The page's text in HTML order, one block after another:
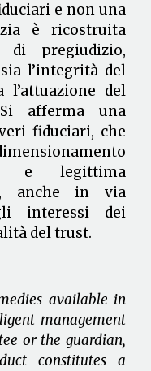
e non una
è ricostruita
di pregiudizio,
l’integrità del
del
afferma una
fiduciari, che
e legittima
anche in via
interessi dei
del trust.
available in
management
or the guardian,
constitutes a